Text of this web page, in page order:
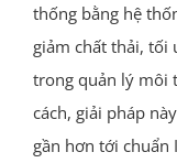
thống bằng hệ
giảm chất thải, tối
trong quản lý môi
cách, giải pháp
gần hơn tới chuẩn